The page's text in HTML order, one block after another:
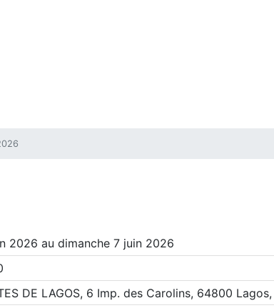
2026 au dimanche 7 juin 2026
DE LAGOS, 6 Imp. des Carolins, 64800 Lagos,